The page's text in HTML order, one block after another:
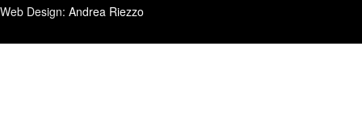
Web Design: Andrea Riezzo